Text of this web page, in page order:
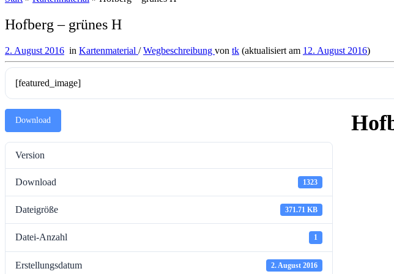
Hofberg – grünes H
2. August 2016 in Kartenmaterial /Wegbeschreibung von tk (aktualisiert am 12. August 2016)
[featured_image]
Download
Version
Download 1323
Dateigröße 371.71 KB
Datei-Anzahl 1
Erstellungsdatum 2. August 2016